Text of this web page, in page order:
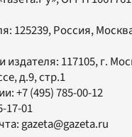
125239, Россия,
издателя: 117105, г.
д.9, стр.1
+7 (495) 785-00-12
17-01
gazeta@gazeta.ru